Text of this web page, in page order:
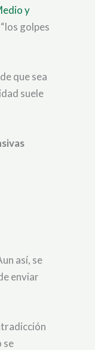
y
golpes
que sea
suele
así, se
enviar
se